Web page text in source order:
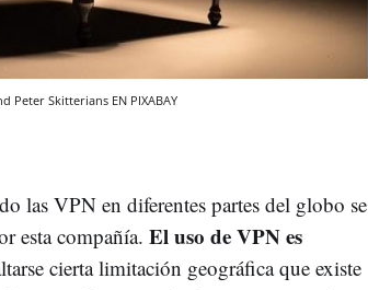
Peter Skitterians EN PIXABAY
las VPN en diferentes partes del globo se
esta compañía. El uso de VPN es
cierta limitación geográfica que existe